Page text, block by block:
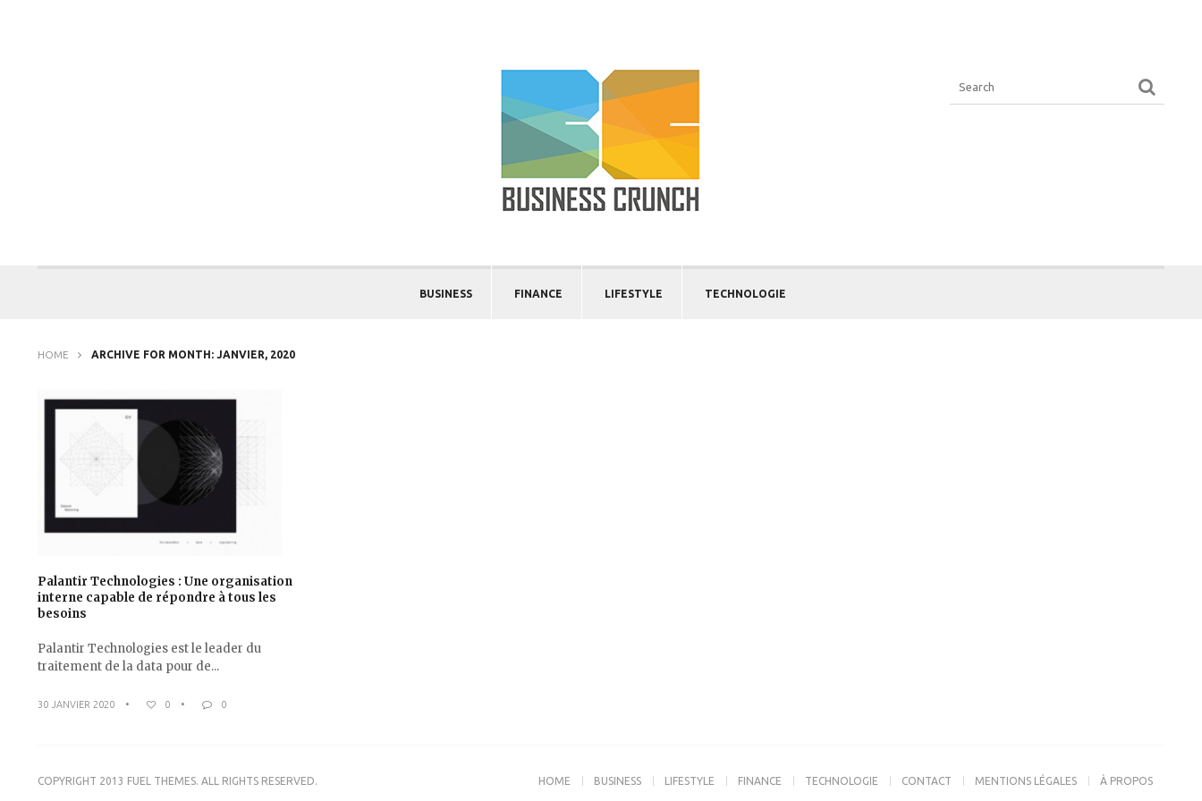
BUSINESS FINANCE LIFESTYLE TECHNOLOGIE
HOME ARCHIVE FOR MONTH: JANVIER, 2020
Palantir Technologies : Une organisation
interne capable de répondre à tous les
besoins
Palantir Technologies est le leader du
traitement de la data pour de...
30 JANVIER 2020 • 0 • 0
COPYRIGHT 2013 FUEL THEMES. ALL RIGHTS RESERVED. HOME BUSINESS LIFESTYLE FINANCE TECHNOLOGIE CONTACT MENTIONS LÉGALES À PROPOS